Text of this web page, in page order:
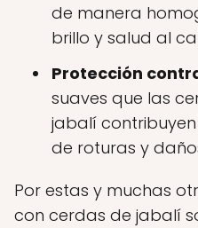
de manera
brillo y salud al
Protección
suaves que las
jabalí
de roturas y
Por estas y muchas
con cerdas de jabalí